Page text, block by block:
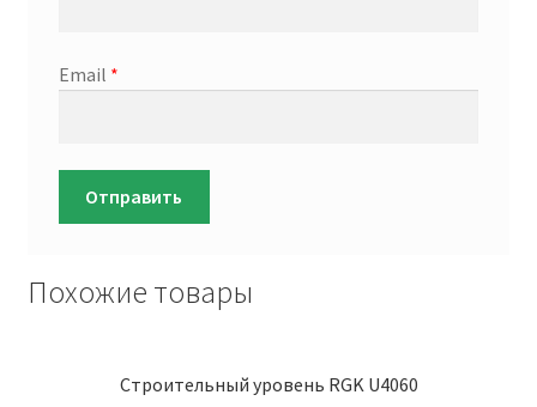
Email *
Похожие товары
Строительный уровень RGK U4060